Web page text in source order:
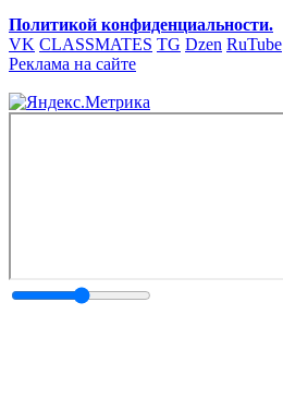
Политикой конфиденциальности.
VK CLASSMATES TG Dzen RuTube
Реклама на сайте